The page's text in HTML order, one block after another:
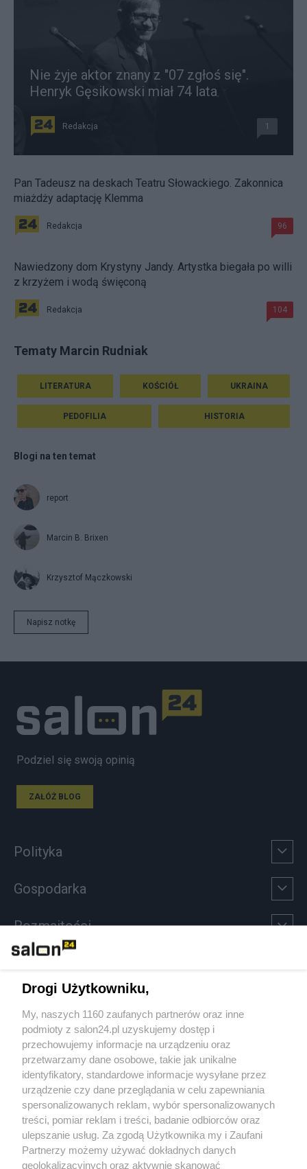
Nie żyje aktor znany z "07 zgłoś się".
Henryk Gęsikowski miał 74 lata
Redakcja 1
Pan Tadeusz na deskach Teatru Słowackiego. Zakonnica
miażdży adaptację Klemma
Redakcja 96
Nawiedzony dom Krystyny Jandy. Artystka biegała po willi
z krzyżem i wodą święconą
Redakcja 104
Tematy Marcin Rudniak
LITERATURA KOŚCIÓŁ UKRAINA
PEDOFILIA HISTORIA
Blogi na ten temat
report
Marcin B. Brixen
Krzysztof Mączkowski
Napisz notkę
Podziel się swoją opinią
ZAŁÓŻ BLOG
Polityka
Gospodarka
Rozmaitości
Sport
Społeczeństwo
Kultura
X Facebook Instagram Youtube
Drogi Użytkowniku,
My, naszych 1160 zaufanych partnerów oraz inne
podmioty z salon24.pl uzyskujemy dostęp i
przechowujemy informacje na urządzeniu oraz
przetwarzamy dane osobowe, takie jak unikalne
identyfikatory, standardowe informacje wysyłane przez
urządzenie czy dane przeglądania w celu zapewniania
spersonalizowanych reklam, wybór spersonalizowanych
treści, pomiar reklam i treści, badanie odbiorców oraz
ulepszanie usług. Za zgodą Użytkownika my i Zaufani
Partnerzy możemy używać dokładnych danych
geolokalizacyjnych oraz aktywnie skanować